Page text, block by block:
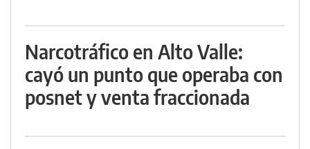
Narcotráfico en Alto Valle:
cayó un punto que operaba con
posnet y venta fraccionada